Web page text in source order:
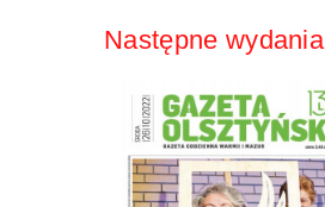
Następne wydania